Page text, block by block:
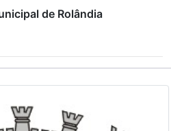
de Rolândia